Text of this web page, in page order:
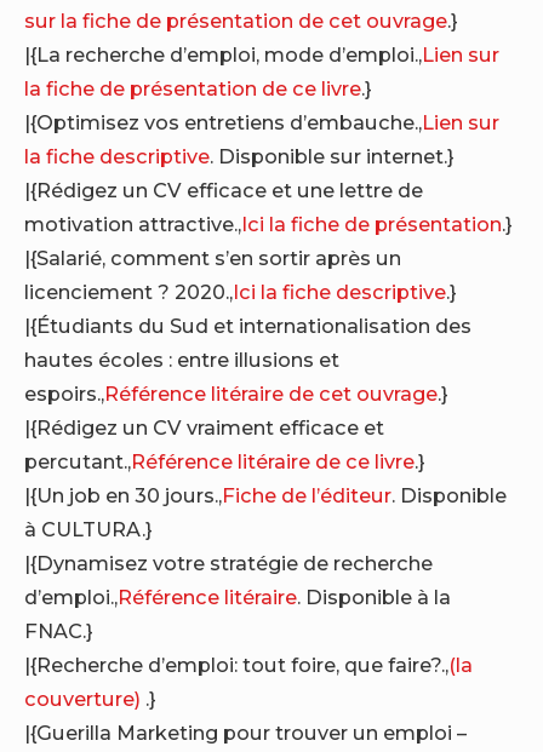
sur la fiche de présentation de cet ouvrage.}
|{La recherche d’emploi, mode d’emploi.,Lien sur
la fiche de présentation de ce livre.}
|{Optimisez vos entretiens d’embauche.,Lien sur
la fiche descriptive. Disponible sur internet.}
|{Rédigez un CV efficace et une lettre de
motivation attractive.,Ici la fiche de présentation.}
|{Salarié, comment s’en sortir après un
licenciement ? 2020.,Ici la fiche descriptive.}
|{Étudiants du Sud et internationalisation des
hautes écoles : entre illusions et
espoirs.,Référence litéraire de cet ouvrage.}
|{Rédigez un CV vraiment efficace et
percutant.,Référence litéraire de ce livre.}
|{Un job en 30 jours.,Fiche de l’éditeur. Disponible
à CULTURA.}
|{Dynamisez votre stratégie de recherche
d’emploi.,Référence litéraire. Disponible à la
FNAC.}
|{Recherche d’emploi: tout foire, que faire?.,(la
couverture) .}
|{Guerilla Marketing pour trouver un emploi –